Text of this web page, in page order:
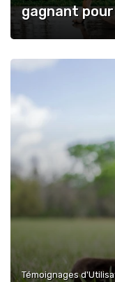
gagnant
Témoignages